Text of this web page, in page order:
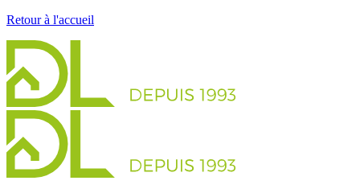
Retour à l'accueil